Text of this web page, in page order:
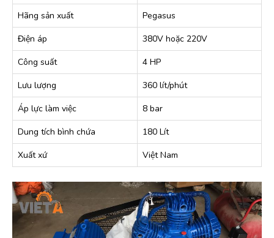
Hãng sản xuất
Pegasus
Điện áp
380V hoặc 220V
Công suất
4 HP
Lưu lượng
360 lít/phút
Áp lực làm việc
8 bar
Dung tích bình chứa
180 Lít
Xuất xứ
Việt Nam